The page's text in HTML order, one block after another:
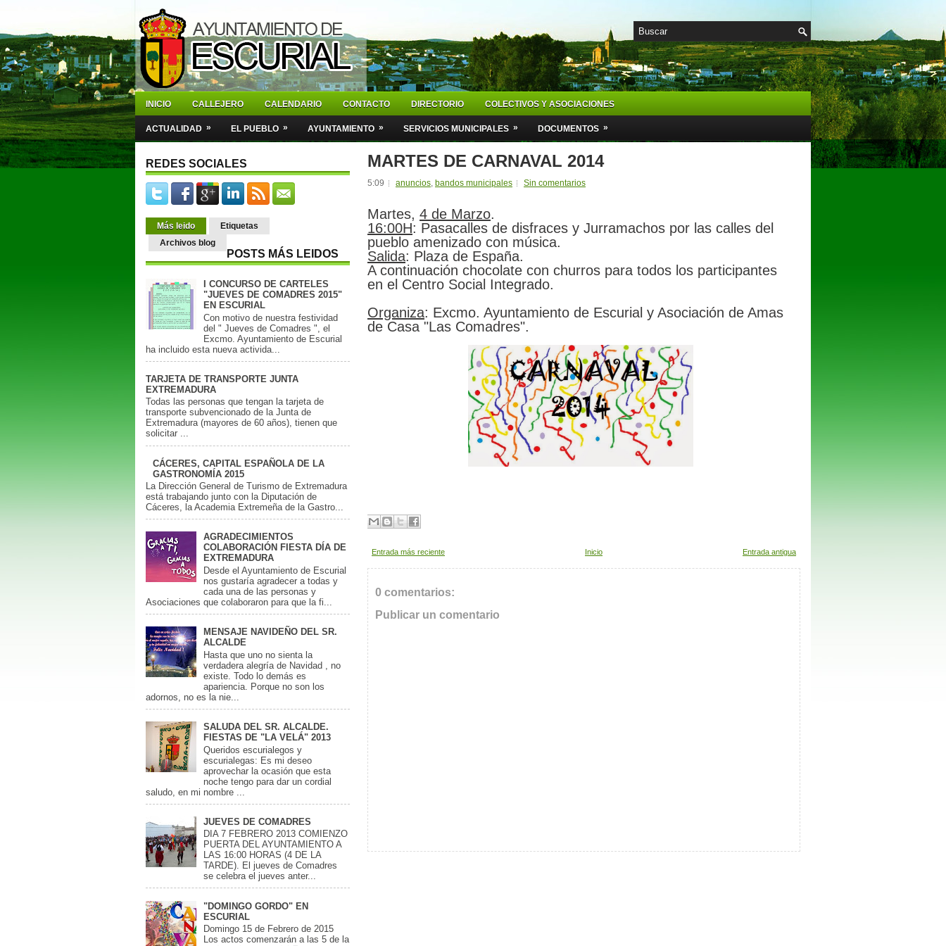
INICIO CALLEJERO CALENDARIO CONTACTO DIRECTORIO COLECTIVOS Y ASOCIACIONES
ACTUALIDAD » EL PUEBLO » AYUNTAMIENTO » SERVICIOS MUNICIPALES » DOCUMENTOS »
REDES SOCIALES
Más leido
Etiquetas
Archivos blog
POSTS MÁS LEIDOS
I CONCURSO DE CARTELES
"JUEVES DE COMADRES 2015"
EN ESCURIAL
Con motivo de nuestra festividad
del " Jueves de Comadres ", el
Excmo. Ayuntamiento de Escurial
ha incluido esta nueva activida...
TARJETA DE TRANSPORTE JUNTA
EXTREMADURA
Todas las personas que tengan la tarjeta de
transporte subvencionado de la Junta de
Extremadura (mayores de 60 años), tienen que
solicitar ...
CÁCERES, CAPITAL ESPAÑOLA DE LA
GASTRONOMÍA 2015
La Dirección General de Turismo de Extremadura
está trabajando junto con la Diputación de
Cáceres, la Academia Extremeña de la Gastro...
AGRADECIMIENTOS
COLABORACIÓN FIESTA DÍA DE
EXTREMADURA
Desde el Ayuntamiento de Escurial
nos gustaría agradecer a todas y
cada una de las personas y
Asociaciones que colaboraron para que la fi...
MENSAJE NAVIDEÑO DEL SR.
ALCALDE
Hasta que uno no sienta la
verdadera alegría de Navidad , no
existe. Todo lo demás es
apariencia. Porque no son los
adornos, no es la nie...
SALUDA DEL SR. ALCALDE.
FIESTAS DE "LA VELÁ" 2013
Queridos escurialegos y
escurialegas: Es mi deseo
aprovechar la ocasión que esta
noche tengo para dar un cordial
saludo, en mi nombre ...
JUEVES DE COMADRES
DIA 7 FEBRERO 2013 COMIENZO
PUERTA DEL AYUNTAMIENTO A
LAS 16:00 HORAS (4 DE LA
TARDE). El jueves de Comadres
se celebra el jueves anter...
"DOMINGO GORDO" EN
ESCURIAL
Domingo 15 de Febrero de 2015
Los actos comenzarán a las 5 de la
MARTES DE CARNAVAL 2014
5:09 anuncios, bandos municipales Sin comentarios
Martes, 4 de Marzo.
16:00H: Pasacalles de disfraces y Jurramachos por las calles del
pueblo amenizado con música.
Salida: Plaza de España.
A continuación chocolate con churros para todos los participantes
en el Centro Social Integrado.
Organiza: Excmo. Ayuntamiento de Escurial y Asociación de Amas
de Casa "Las Comadres".
Entrada más reciente Entrada antigua
Inicio
0 comentarios:
Publicar un comentario